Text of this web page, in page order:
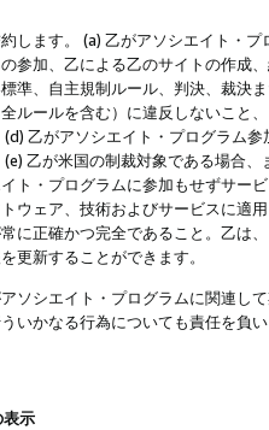
します。 (a) 乙がアソシエイト・
参加、乙による乙のサイトの作成
準、自主規制ルール、判決、裁決
ルールを含む）に違反しないこと
乙がアソシエイト・プログラム
乙が米国の制裁対象である場合
ト・プログラムに参加もせずサー
ウェア、技術およびサービスに適
に正確かつ完全であること。乙は
更新することができます。
ソシエイト・プログラムに関連し
いかなる行為についても責任を負
表示